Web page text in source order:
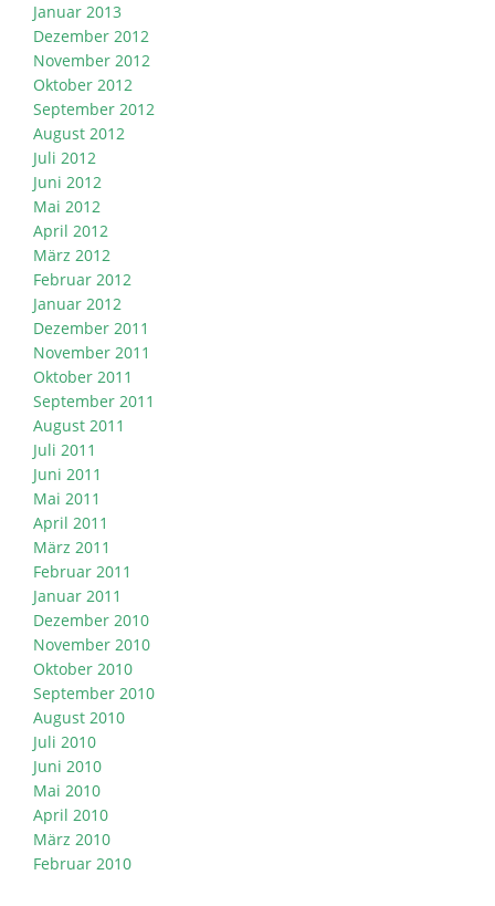
Januar 2013
Dezember 2012
November 2012
Oktober 2012
September 2012
August 2012
Juli 2012
Juni 2012
Mai 2012
April 2012
März 2012
Februar 2012
Januar 2012
Dezember 2011
November 2011
Oktober 2011
September 2011
August 2011
Juli 2011
Juni 2011
Mai 2011
April 2011
März 2011
Februar 2011
Januar 2011
Dezember 2010
November 2010
Oktober 2010
September 2010
August 2010
Juli 2010
Juni 2010
Mai 2010
April 2010
März 2010
Februar 2010